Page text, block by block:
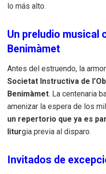
lo más alto.
Un preludio musical
Benimàmet
Antes del estruendo, la
Societat Instructiva de
Benimàmet. La centenaria
amenizar la espera de los
un repertorio que ya es
liturgia previa al disparo.
Invitados de